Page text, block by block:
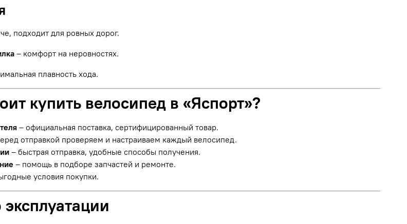
подходит для ровных дорог.
– комфорт на неровностях.
плавность хода.
купить велосипед в «Яспорт»?
– официальная поставка, сертифицированный товар.
отправкой проверяем и настраиваем каждый велосипед.
– быстрая отправка, удобные способы получения.
– помощь в подборе запчастей и ремонте.
условия покупки.